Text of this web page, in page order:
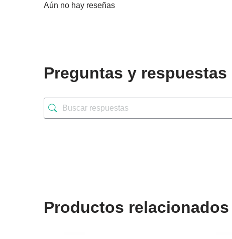
Aún no hay reseñas
Preguntas y respuestas
Productos relacionados